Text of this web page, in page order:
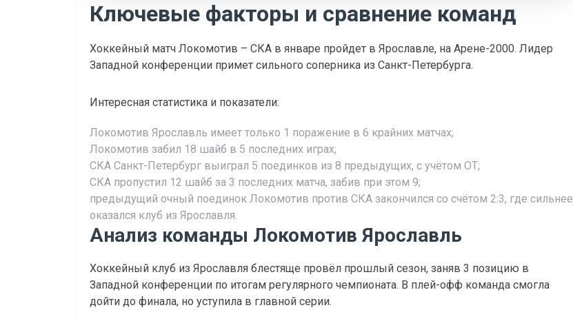
Ключевые факторы и сравнение команд
Хоккейный матч Локомотив – СКА в январе пройдет в Ярославле, на Арене-2000. Лидер
Западной конференции примет сильного соперника из Санкт-Петербурга.
Интересная статистика и показатели:
Локомотив Ярославль имеет только 1 поражение в 6 крайних матчах;
Локомотив забил 18 шайб в 5 последних играх;
СКА Санкт-Петербург выиграл 5 поединков из 8 предыдущих, с учётом ОТ;
СКА пропустил 12 шайб за 3 последних матча, забив при этом 9;
предыдущий очный поединок Локомотив против СКА закончился со счётом 2:3, где сильнее
оказался клуб из Ярославля.
Анализ команды Локомотив Ярославль
Хоккейный клуб из Ярославля блестяще провёл прошлый сезон, заняв 3 позицию в
Западной конференции по итогам регулярного чемпионата. В плей-офф команда смогла
дойти до финала, но уступила в главной серии.